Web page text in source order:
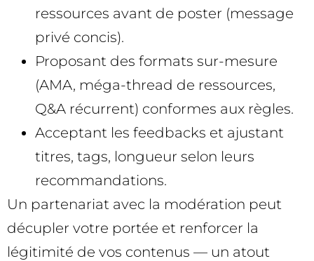
ressources avant de poster (message
privé concis).
Proposant des formats sur-mesure
(AMA, méga-thread de ressources,
Q&A récurrent) conformes aux règles.
Acceptant les feedbacks et ajustant
titres, tags, longueur selon leurs
recommandations.
Un partenariat avec la modération peut
décupler votre portée et renforcer la
légitimité de vos contenus — un atout